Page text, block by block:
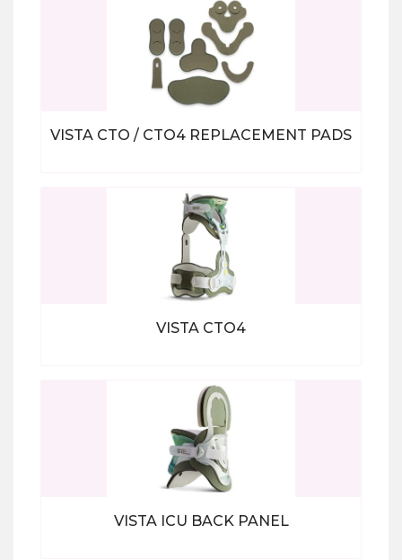
VISTA CTO / CTO4 REPLACEMENT PADS
Bekijk alle producten
VISTA CTO4
Bekijk alle producten
VISTA ICU BACK PANEL